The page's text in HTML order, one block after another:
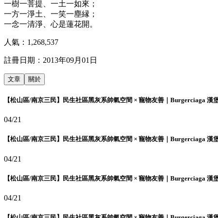
一樹一菩提、一土一如來；
一方一淨土、一笑一塵縁；
一念一清淨、心是蓮花開。
人氣： 1,268,537
註冊日期： 2013年09月01日
文章 關於
【松山區/南京三民】民生社區黑灰系帥氣空間 × 寵物友善｜Burgerciaga 漢
04/21
【松山區/南京三民】民生社區黑灰系帥氣空間 × 寵物友善｜Burgerciaga 漢
04/21
【松山區/南京三民】民生社區黑灰系帥氣空間 × 寵物友善｜Burgerciaga 漢
04/21